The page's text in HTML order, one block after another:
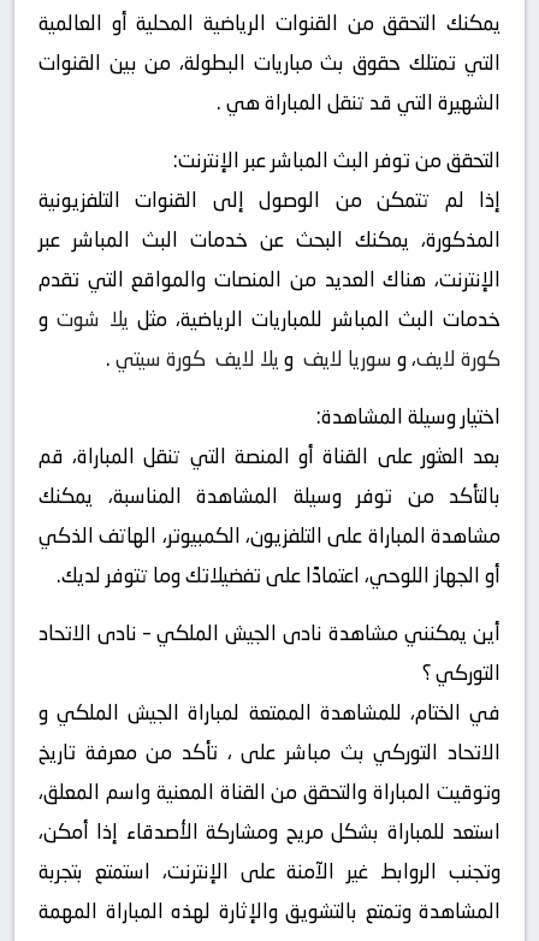
يمكنك التحقق من القنوات الرياضية المحلية أو العالمية
التي تمتلك حقوق بث مباريات البطولة، من بين القنوات
الشهيرة التي قد تنقل المباراة هي .
التحقق من توفر البث المباشر عبر الإنترنت:
إذا لم تتمكن من الوصول إلى القنوات التلفزيونية
المذكورة، يمكنك البحث عن خدمات البث المباشر عبر
الإنترنت، هناك العديد من المنصات والمواقع التي تقدم
خدمات البث المباشر للمباريات الرياضية، مثل يلا شوتو
كورة لايف، وسوريا لايف ويلا لايف كورة سيتي.
اختيار وسيلة المشاهدة:
بعد العثور على القناة أو المنصة التي تنقل المباراة، قم
بالتأكد من توفر وسيلة المشاهدة المناسبة، يمكنك
مشاهدة المباراة على التلفزيون، الكمبيوتر، الهاتف الذكي
أو الجهاز اللوحي، اعتمادًا على تفضيلاتك وما تتوفر لديك.
أين يمكنني مشاهدة ‎نادى الجيش الملكي – نادى الاتحاد
التوركي ؟
في الختام، للمشاهدة الممتعة لمباراة الجيش الملكي و
الاتحاد التوركي بث مباشر على ، تأكد من معرفة تاريخ
وتوقيت المباراة والتحقق من القناة المعنية واسم المعلق،
استعد للمباراة بشكل مريح ومشاركة الأصدقاء إذا أمكن،
وتجنب الروابط غير الآمنة على الإنترنت، استمتع بتجربة
المشاهدة وتمتع بالتشويق والإثارة لهذه المباراة المهمة